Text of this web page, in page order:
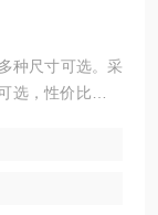
种尺寸可选。采
选，性价比高，
具、电力零部件
持整机定制方